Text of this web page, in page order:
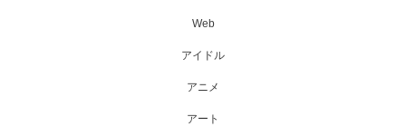
Web
アイドル
アニメ
アート